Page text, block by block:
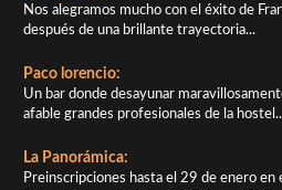
Nos alegramos mucho con el éxito de
después de una brillante trayectoria...
Paco lorencio:
Un bar donde desayunar
afable grandes profesionales de la
La Panorámica:
Preinscripciones hasta el 29 de enero en